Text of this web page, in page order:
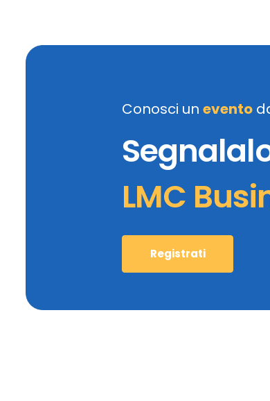
Conosci un evento
LMC
Registrati